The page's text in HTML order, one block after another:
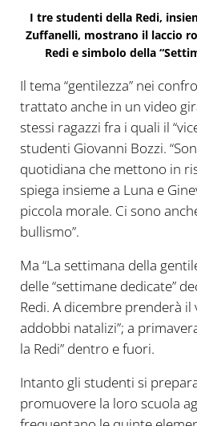
I tre studenti della Redi,
Zuffanelli, mostrano il laccio
Redi e simbolo della
Il tema “gentilezza” nei
trattato anche in un video
stessi ragazzi fra i quali il
studenti Giovanni Bozzi.
quotidiana che mettono in
spiega insieme a Luna e
piccola morale. Ci sono
bullismo”.
Ma “La settimana della
delle “settimane dedicate”
Redi. A dicembre prenderà il
addobbi natalizi”; a
la Redi” dentro e fuori.
Intanto gli studenti si
promuovere la loro scuola